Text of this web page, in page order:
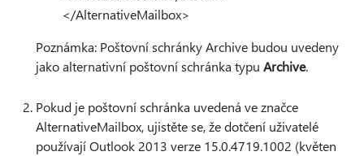
</AlternativeMailbox>
Poznámka: Poštovní schránky Archive budou uvedeny
jako alternativní poštovní schránka typu Archive.
Pokud je poštovní schránka uvedená ve značce
AlternativeMailbox, ujistěte se, že dotčení uživatelé
používají Outlook 2013 verze 15.0.4719.1002 (květen